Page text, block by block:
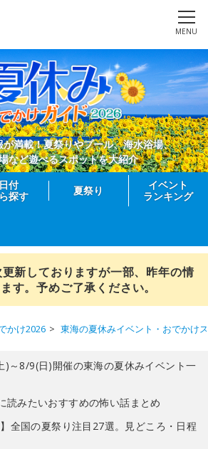
MENU
満載！夏祭りやプール、海水浴場、
など遊べるスポットを大紹介
日付
探す
夏祭り
イベント
ランキング
新しておりますが一部、昨年の情
す。予めご了承ください。
かけ2026 東海の夏休みイベント・おでかけ
)～8/9(日)開催の東海の夏休みイベント一
読みたいおすすめの怖い話まとめ
】全国の夏祭り注目27選。見どころ・日程